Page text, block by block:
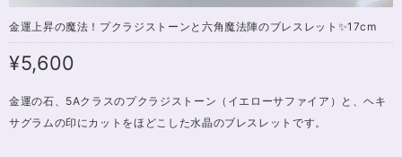
金運上昇の魔法！プクラジストーンと六角魔法陣のブレスレット✨17cm
¥5,600
金運の石、5Aクラスのプクラジストーン（イエローサファイア）と、ヘキ
サグラムの印にカットをほどこした水晶のブレスレットです。